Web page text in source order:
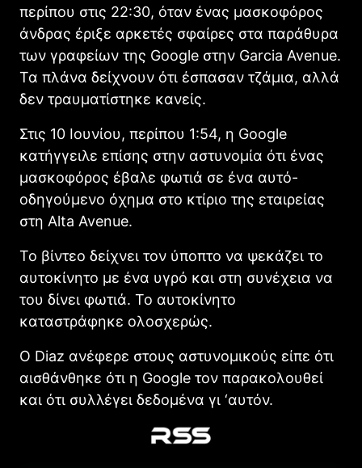
περίπου στις 22:30, όταν ένας μασκοφόρος
άνδρας έριξε αρκετές σφαίρες στα παράθυρα
των γραφείων της Google στην Garcia Avenue.
Τα πλάνα δείχνουν ότι έσπασαν τζάμια, αλλά
δεν τραυματίστηκε κανείς.
Στις 10 Ιουνίου, περίπου 1:54, η Google
κατήγγειλε επίσης στην αστυνομία ότι ένας
μασκοφόρος έβαλε φωτιά σε ένα αυτό-
οδηγούμενο όχημα στο κτίριο της εταιρείας
στη Alta Avenue.
Το βίντεο δείχνει τον ύποπτο να ψεκάζει το
αυτοκίνητο με ένα υγρό και στη συνέχεια να
του δίνει φωτιά. Το αυτοκίνητο
καταστράφηκε ολοσχερώς.
Ο Diaz ανέφερε στους αστυνομικούς είπε ότι
αισθάνθηκε ότι η Google τον παρακολουθεί
και ότι συλλέγει δεδομένα γι ‘αυτόν.